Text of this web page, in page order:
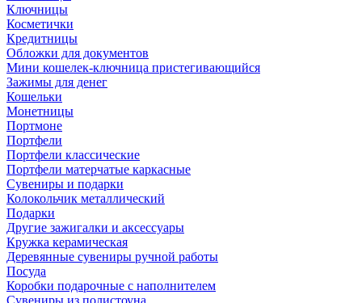
Ключницы
Косметички
Кредитницы
Обложки для документов
Мини кошелек-ключница пристегивающийся
Зажимы для денег
Кошельки
Монетницы
Портмоне
Портфели
Портфели классические
Портфели матерчатые каркасные
Сувениры и подарки
Колокольчик металлический
Подарки
Другие зажигалки и аксессуары
Кружка керамическая
Деревянные сувениры ручной работы
Посуда
Коробки подарочные с наполнителем
Сувениры из полистоуна